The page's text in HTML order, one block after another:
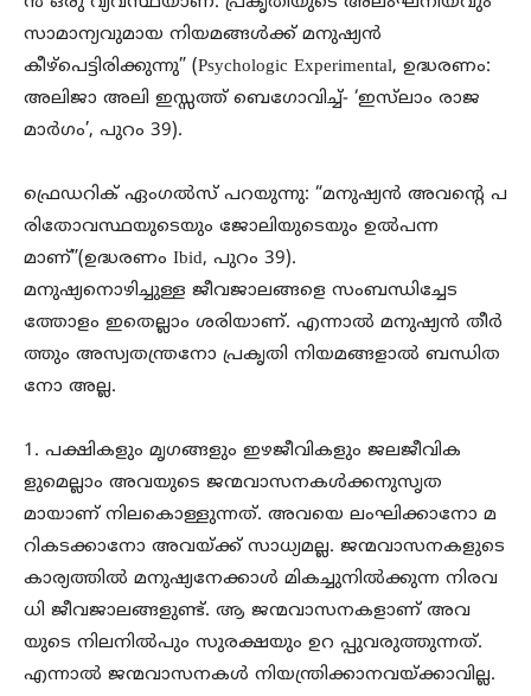
സാമാന്യവുമായ നിയമങ്ങൾക്ക് മനുഷ്യൻ
കീഴ്പെട്ടിരിക്കുന്നു” (Psychologic Experimental, ഉദ്ധരണം:
അലിജാ അലി ഇസ്സത്ത് ബെഗോവിച്ച്- ‘ഇസ്‌ലാം രാജ
മാർഗം’, പുറം 39).
ഫ്രെഡറിക് ഏംഗൽസ് പറയുന്നു: “മനുഷ്യൻ അവന്റെ പ
രിതോവസ്ഥയുടെയും ജോലിയുടെയും ഉൽപന്ന
മാണ്”(ഉദ്ധരണം Ibid, പുറം 39).
മനുഷ്യനൊഴിച്ചുള്ള ജീവജാലങ്ങളെ സംബന്ധിച്ചേട
ത്തോളം ഇതെല്ലാം ശരിയാണ്. എന്നാൽ മനുഷ്യൻ തീർ
ത്തും അസ്വതന്ത്രനോ പ്രകൃതി നിയമങ്ങളാൽ ബന്ധിത
നോ അല്ല.
1. പക്ഷികളും മൃഗങ്ങളും ഇഴജീവികളും ജലജീവിക
ളുമെല്ലാം അവയുടെ ജന്മവാസനകൾക്കനുസൃത
മായാണ് നിലകൊള്ളുന്നത്. അവയെ ലംഘിക്കാനോ മ
റികടക്കാനോ അവയ്ക്ക് സാധ്യമല്ല. ജന്മവാസനകളുടെ
കാര്യത്തിൽ മനുഷ്യനേക്കാൾ മികച്ചുനിൽക്കുന്ന നിരവ
ധി ജീവജാലങ്ങളുണ്ട്. ആ ജന്മവാസനകളാണ് അവ
യുടെ നിലനിൽപും സുരക്ഷയും ഉറ പ്പുവരുത്തുന്നത്.
എന്നാൽ ജന്മവാസനകൾ നിയന്ത്രിക്കാനവയ്ക്കാവില്ല.